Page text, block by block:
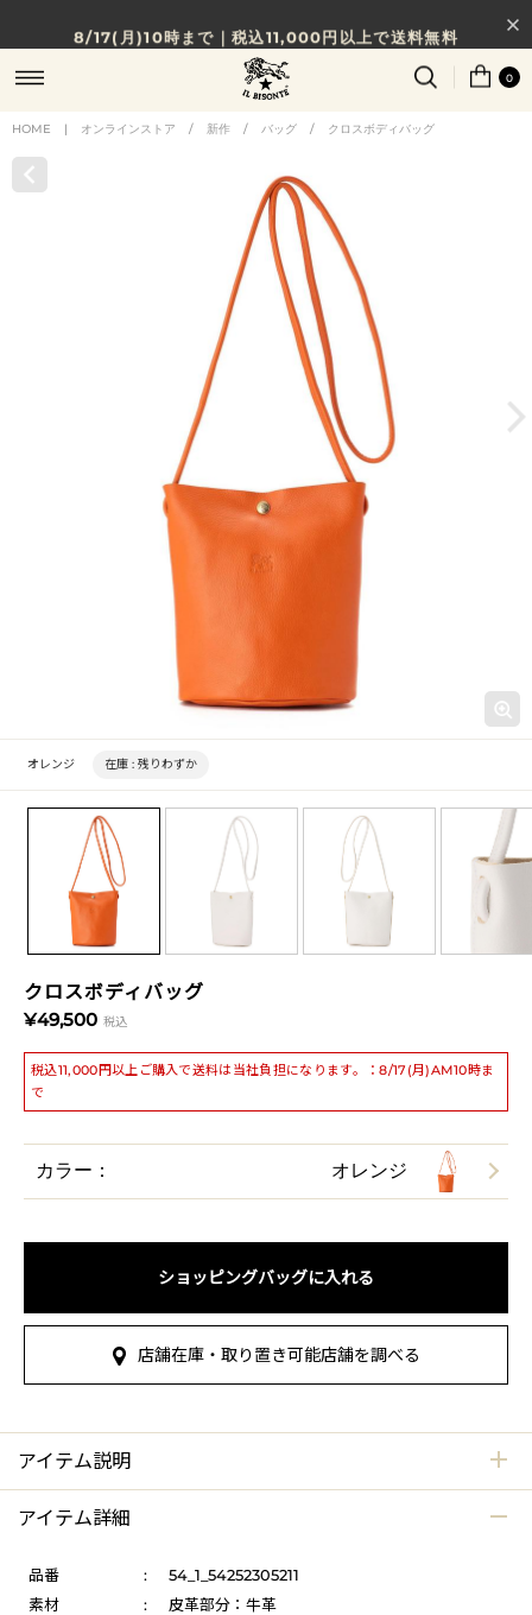
8/17(月)10時まで｜税込11,000円以上で送料無料
贈る相手やシーンから選べる、新しいギフトガイド
NEW IN｜COLOR LEATHER
0
HOME | オンラインストア / 新作 / バッグ / クロスボディバッグ
クロスボディバッグ
¥49,500 税込
税込11,000円以上ご購入で送料は当社負担になります。：8/17(月)AM10時ま
で
オレンジ 在庫 : 残りわずか
カラー： オレンジ
ショッピングバッグに入れる
店舗在庫・取り置き可能店舗を調べる
アイテム説明
アイテム詳細
品番 :
54_1_54252305211
素材
:
皮革部分：牛革